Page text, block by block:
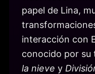
papel de Lina,
interacción con
conocido por su
la nieve y